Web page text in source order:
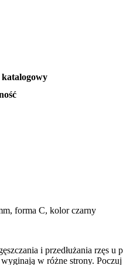
forma C, kolor czarny
i przedłużania
w różne strony.